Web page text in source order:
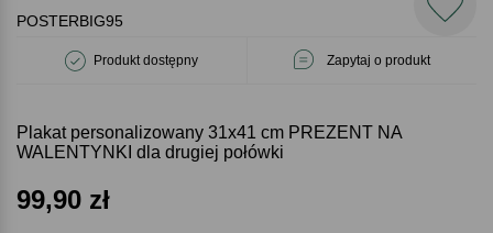
POSTERBIG95
Produkt dostępny Zapytaj o produkt
Plakat personalizowany 31x41 cm PREZENT NA
WALENTYNKI dla drugiej połówki
99,90 zł